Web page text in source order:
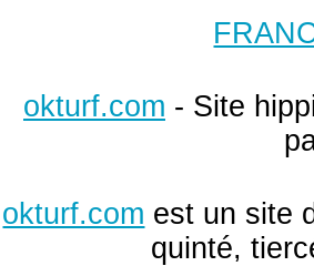
okturf.com - Site
okturf.com est un site
quinté,